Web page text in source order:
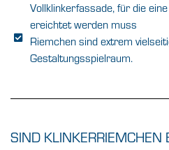
Vollklinkerfassade, für die
ereichtet werden muss
Riemchen sind extrem
Gestaltungsspielraum.
SIND KLINKERRIEMCHEN